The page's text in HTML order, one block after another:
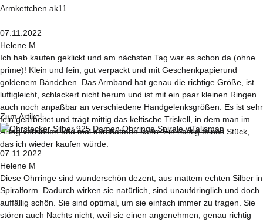
07.11.2022
Helene M
Ich hab kaufen geklickt und am nächsten Tag war es schon da (ohne
prime)! Klein und fein, gut verpackt und mit Geschenkpapierund
goldenem Bändchen. Das Armband hat genau die richtige Größe, ist
luftigleicht, schlackert nicht herum und ist mit ein paar kleinen Ringen
auch noch anpaßbar an verschiedene Handgelenksgrößen. Es ist sehr
fein gearbeitet und trägt mittig das keltische Triskell, in dem man im
Alltag versinken und mal durchatmen kann. Ein richtig feines Stück,
das ich wieder kaufen würde.
Zum Artikel
07.11.2022
Helene M
Diese Ohrringe sind wunderschön dezent, aus mattem echten Silber in
Spiralform. Dadurch wirken sie natürlich, sind unaufdringlich und doch
auffällig schön. Sie sind optimal, um sie einfach immer zu tragen. Sie
stören auch Nachts nicht, weil sie einen angenehmen, genau richtig